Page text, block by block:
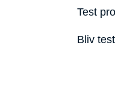
Test
Bliv